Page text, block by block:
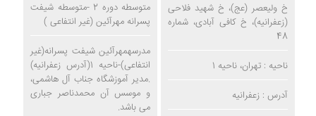
خ ولیعصر (عج)، خ شهید فلاحی
(زعفرانیه)، خ کافی آبادی، شماره
48
ناحیه : تهران، ناحیه 1
آدرس : زعفرانیه
متوسطه دوره 2 -متوسطه شیفت
پسرانه مهرآئین (غیر انتفاعی )
مدرسهمهرآئین شیفت پسرانه(غیر
انتفاعی)-ناحیه 1(آدرس زعفرانیه)
.مدیر آموزشگاه جناب آل هاشمی،
و موسس آن محمدناصر جباری
می باشد.